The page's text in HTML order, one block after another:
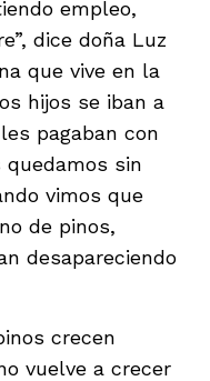
empleo,
dice doña Luz
que vive en la
hijos se iban a
pagaban con
quedamos sin
vimos que
de pinos,
desapareciendo
crecen
vuelve a crecer